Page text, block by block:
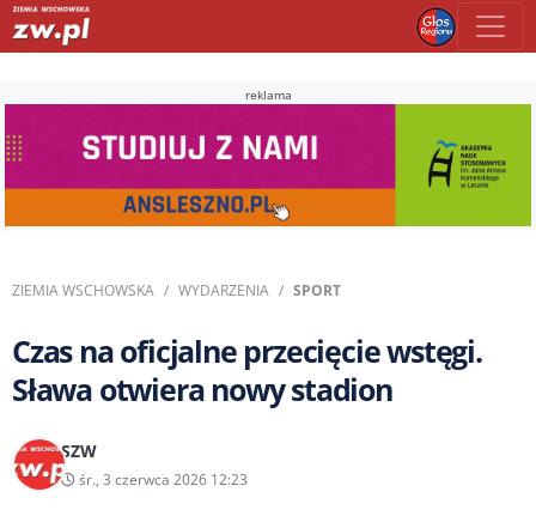
reklama
ZIEMIA WSCHOWSKA WYDARZENIA SPORT
Czas na oficjalne przecięcie wstęgi.
Sława otwiera nowy stadion
SZW
śr., 3 czerwca 2026 12:23